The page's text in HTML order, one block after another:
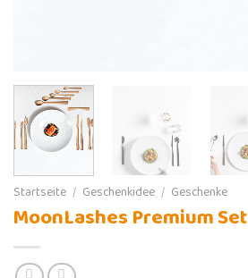
Startseite / Geschenkidee / Geschenke
MoonLashes Premium Set